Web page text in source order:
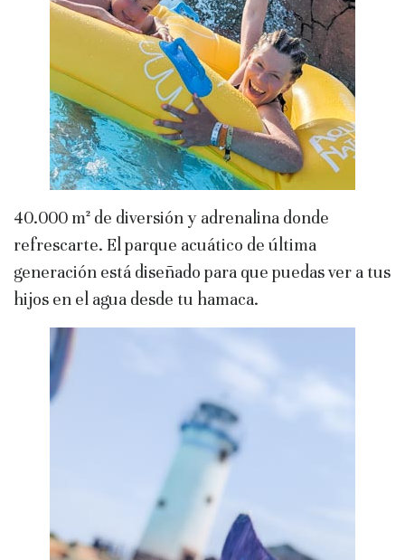
40.000 m² de diversión y adrenalina donde
refrescarte. El parque acuático de última
generación está diseñado para que puedas ver a tus
hijos en el agua desde tu hamaca.